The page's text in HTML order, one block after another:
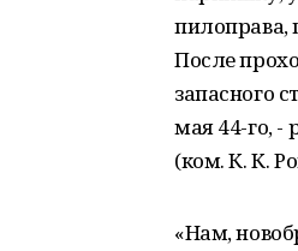
пилоправа,
После
запасного
мая 44-го, -
(ком. К. К.
«Нам,